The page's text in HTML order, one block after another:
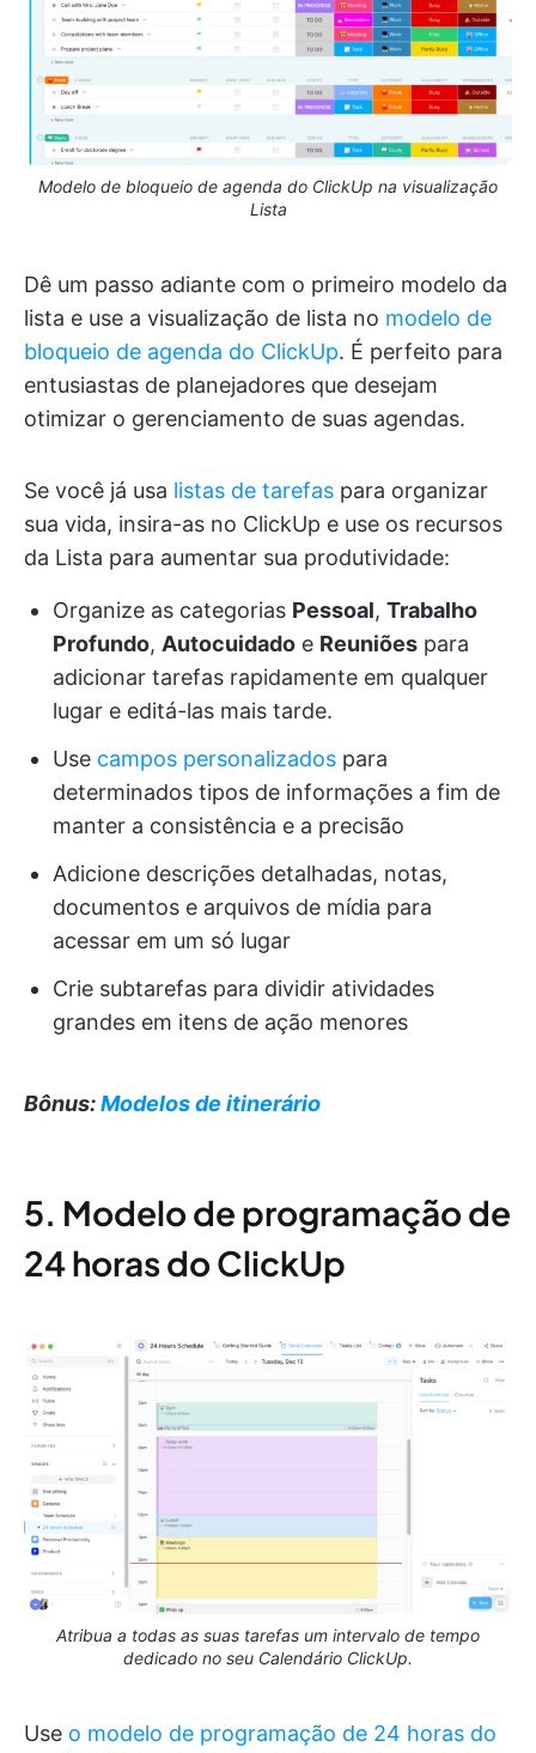
Modelo de bloqueio de agenda do ClickUp na visualização
Lista
Dê um passo adiante com o primeiro modelo da
lista e use a visualização de lista no modelo de
bloqueio de agenda do ClickUp. É perfeito para
entusiastas de planejadores que desejam
otimizar o gerenciamento de suas agendas.
Se você já usa listas de tarefas para organizar
sua vida, insira-as no ClickUp e use os recursos
da Lista para aumentar sua produtividade:
Organize as categorias Pessoal, Trabalho
Profundo, Autocuidado e Reuniões para
adicionar tarefas rapidamente em qualquer
lugar e editá-las mais tarde.
Use campos personalizados para
determinados tipos de informações a fim de
manter a consistência e a precisão
Adicione descrições detalhadas, notas,
documentos e arquivos de mídia para
acessar em um só lugar
Crie subtarefas para dividir atividades
grandes em itens de ação menores
Bônus:Modelos de itinerário
5. Modelo de programação de
24 horas do ClickUp
Atribua a todas as suas tarefas um intervalo de tempo
dedicado no seu Calendário ClickUp.
Use o modelo de programação de 24 horas do